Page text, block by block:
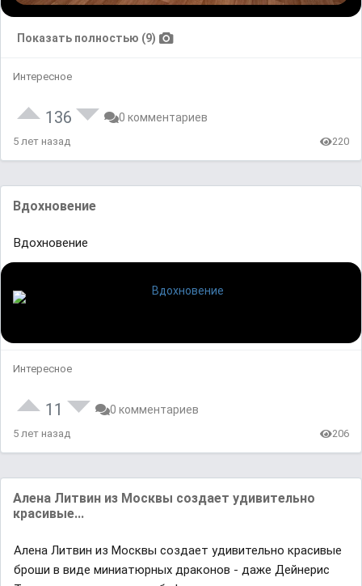
Показать полностью (9)
Интересное
136 0 комментариев
5 лет назад 220
Вдохновение
Вдохновение
Интересное
11 0 комментариев
5 лет назад 206
Алена Литвин из Москвы создает удивительно
красивые...
Алена Литвин из Москвы создает удивительно красивые
броши в виде миниатюрных драконов - даже Дейнерис